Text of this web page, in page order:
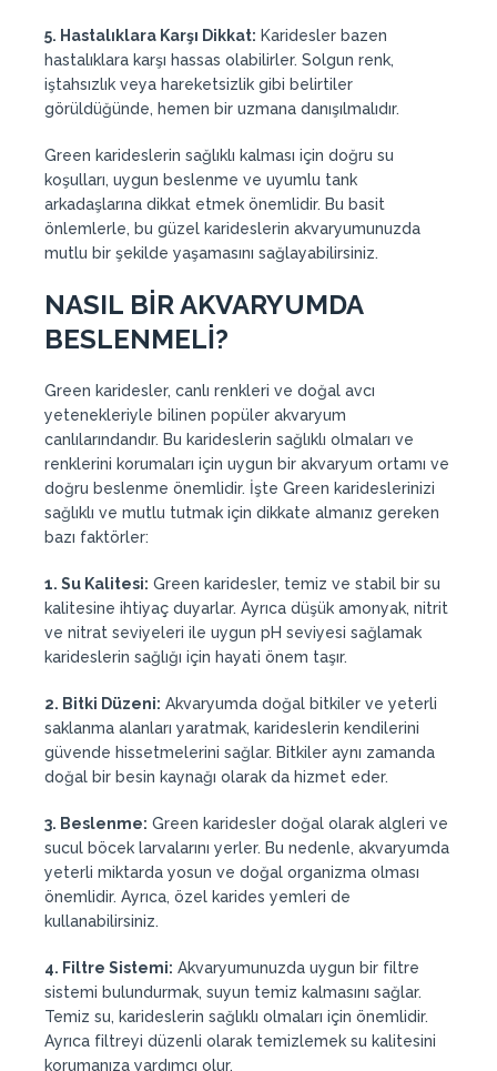
5. Hastalıklara Karşı Dikkat: Karidesler bazen
hastalıklara karşı hassas olabilirler. Solgun renk,
iştahsızlık veya hareketsizlik gibi belirtiler
görüldüğünde, hemen bir uzmana danışılmalıdır.
Green karideslerin sağlıklı kalması için doğru su
koşulları, uygun beslenme ve uyumlu tank
arkadaşlarına dikkat etmek önemlidir. Bu basit
önlemlerle, bu güzel karideslerin akvaryumunuzda
mutlu bir şekilde yaşamasını sağlayabilirsiniz.
NASIL BİR AKVARYUMDA
BESLENMELİ?
Green karidesler, canlı renkleri ve doğal avcı
yetenekleriyle bilinen popüler akvaryum
canlılarındandır. Bu karideslerin sağlıklı olmaları ve
renklerini korumaları için uygun bir akvaryum ortamı ve
doğru beslenme önemlidir. İşte Green karideslerinizi
sağlıklı ve mutlu tutmak için dikkate almanız gereken
bazı faktörler:
1. Su Kalitesi: Green karidesler, temiz ve stabil bir su
kalitesine ihtiyaç duyarlar. Ayrıca düşük amonyak, nitrit
ve nitrat seviyeleri ile uygun pH seviyesi sağlamak
karideslerin sağlığı için hayati önem taşır.
2. Bitki Düzeni: Akvaryumda doğal bitkiler ve yeterli
saklanma alanları yaratmak, karideslerin kendilerini
güvende hissetmelerini sağlar. Bitkiler aynı zamanda
doğal bir besin kaynağı olarak da hizmet eder.
3. Beslenme: Green karidesler doğal olarak algleri ve
sucul böcek larvalarını yerler. Bu nedenle, akvaryumda
yeterli miktarda yosun ve doğal organizma olması
önemlidir. Ayrıca, özel karides yemleri de
kullanabilirsiniz.
4. Filtre Sistemi: Akvaryumunuzda uygun bir filtre
sistemi bulundurmak, suyun temiz kalmasını sağlar.
Temiz su, karideslerin sağlıklı olmaları için önemlidir.
Ayrıca filtreyi düzenli olarak temizlemek su kalitesini
korumanıza yardımcı olur.